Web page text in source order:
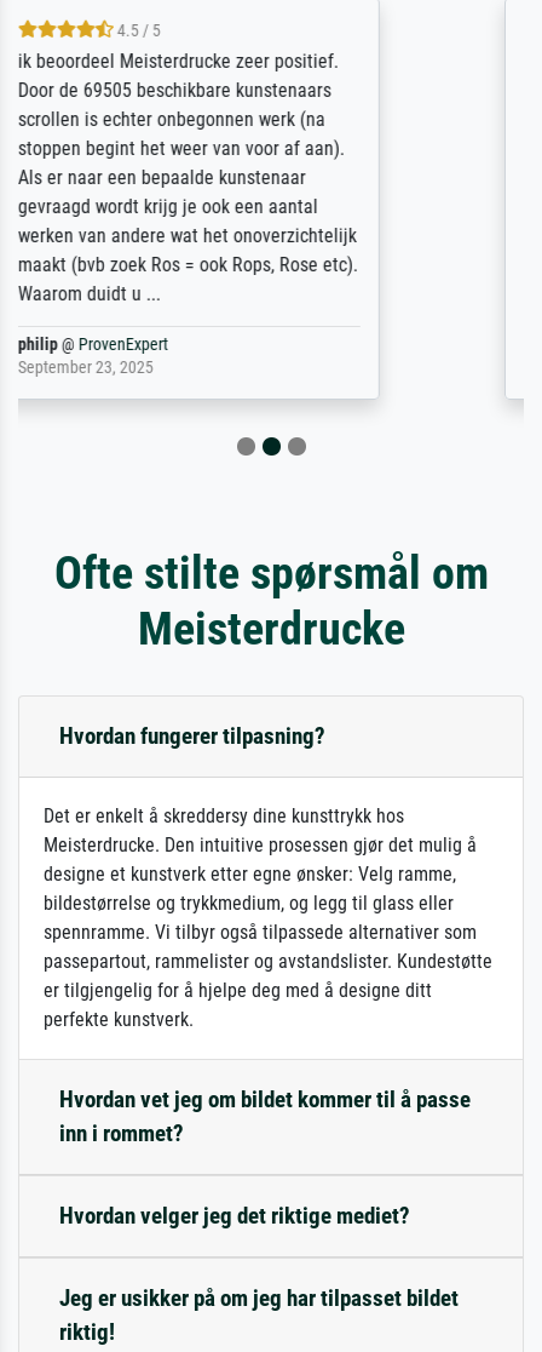
Die Zufriedenheit ist auch nicht dadurch
getrübt, dass das Bild entgegen einer
angegebenen Lieferanschrift (sollte eine
Überraschung für die normannische
Ehefrau sein zum Hochzeits- gleichzeitig
auch Geburtstag sein) doch nach zu Hause
zugestellt wurde.
Jürgen@
April 22, 2026
Ofte stilte spørsmål om
Meisterdrucke
Hvordan fungerer tilpasning?
Det er enkelt å skreddersy dine kunsttrykk hos
Meisterdrucke. Den intuitive prosessen gjør det mulig å
designe et kunstverk etter egne ønsker: Velg ramme,
bildestørrelse og trykkmedium, og legg til glass eller
spennramme. Vi tilbyr også tilpassede alternativer som
passepartout, rammelister og avstandslister. Kundestøtte
er tilgjengelig for å hjelpe deg med å designe ditt
perfekte kunstverk.
Hvordan vet jeg om bildet kommer til å passe
inn i rommet?
Hvordan velger jeg det riktige mediet?
Jeg er usikker på om jeg har tilpasset bildet
riktig!